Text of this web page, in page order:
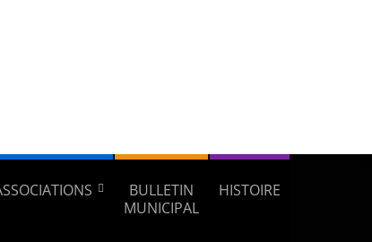
BULLETIN
MUNICIPAL
HISTOIRE